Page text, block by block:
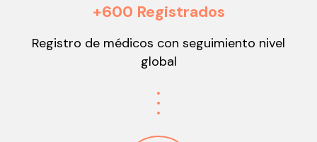
+600 Registrados
Registro de médicos con seguimiento nivel
global